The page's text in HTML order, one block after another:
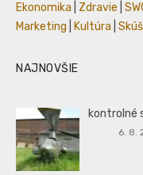
Ekonomika
Zdravie
Marketing
Kultúra
NAJNOVŠIE
kontrolné
6. 8.